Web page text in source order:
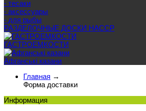
- тесаки
- аксессуары
- для рыбы
РАЗДЕЛОЧНЫЕ ДОСКИ HACCP
ГАСТРОЕМКОСТИ
Афганські казани
Главная →
Форма доставки
Информация